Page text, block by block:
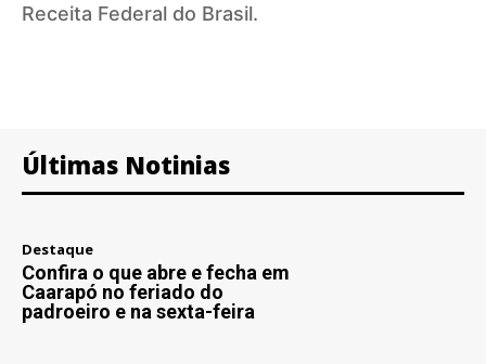
Receita Federal do Brasil.
Últimas Notinias
Destaque
Confira o que abre e fecha em
Caarapó no feriado do
padroeiro e na sexta-feira